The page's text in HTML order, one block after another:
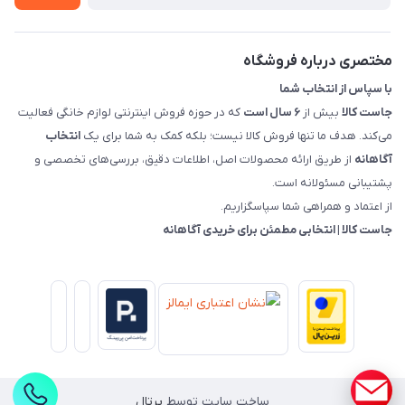
مختصری درباره فروشگاه
با سپاس از انتخاب شما
جاست کالا بیش از ۶ سال است
که در حوزه فروش اینترنتی لوازم خانگی فعالیت
می‌کند. هدف ما تنها فروش کالا نیست؛ بلکه کمک به شما برای یک انتخاب
آگاهانه از طریق ارائه محصولات اصل، اطلاعات دقیق، بررسی‌های تخصصی و
پشتیبانی مسئولانه است.
از اعتماد و همراهی شما سپاسگزاریم.
جاست کالا | انتخابی مطمئن برای خریدی آگاهانه